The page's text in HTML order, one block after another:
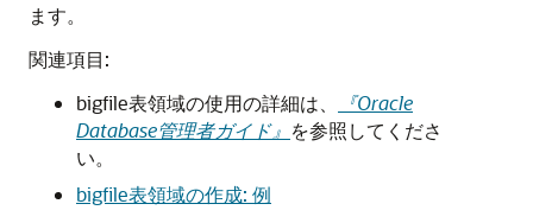
ます。
関連項目:
bigfile表領域の使用の詳細は、
『Oracle
Database管理者ガイド』 を参照してくださ
い。
bigfile表領域の作成: 例